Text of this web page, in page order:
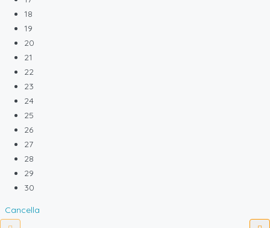
18
19
20
21
22
23
24
25
26
27
28
29
30
Cancella